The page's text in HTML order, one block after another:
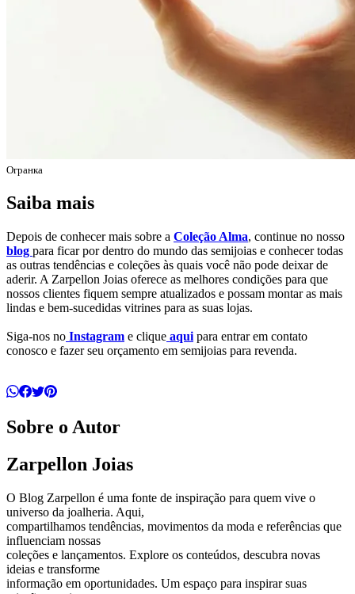
Огранка
Saiba mais
Depois de conhecer mais sobre a Coleção Alma, continue no nosso
blog para ficar por dentro do mundo das semijoias e conhecer todas
as outras tendências e coleções às quais você não pode deixar de
aderir. A Zarpellon Joias oferece as melhores condições para que
nossos clientes fiquem sempre atualizados e possam montar as mais
lindas e bem-sucedidas vitrines para as suas lojas.
Siga-nos no Instagram e clique aqui para entrar em contato
conosco e fazer seu orçamento em semijoias para revenda.
Sobre o Autor
Zarpellon Joias
O Blog Zarpellon é uma fonte de inspiração para quem vive o
universo da joalheria. Aqui,
compartilhamos tendências, movimentos da moda e referências que
influenciam nossas
coleções e lançamentos. Explore os conteúdos, descubra novas
ideias e transforme
informação em oportunidades. Um espaço para inspirar suas